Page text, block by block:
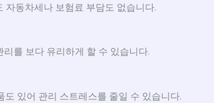
자동차세나 보험료 부담도 없습니다.
를 보다 유리하게 할 수 있습니다.
있어 관리 스트레스를 줄일 수 있습니다.